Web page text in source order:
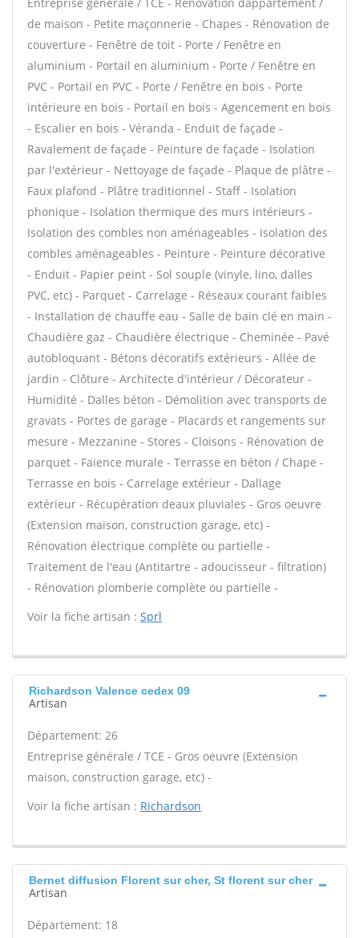
de maison - Petite maçonnerie - Chapes - Rénovation de
couverture - Fenêtre de toit - Porte / Fenêtre en
aluminium - Portail en aluminium - Porte / Fenêtre en
PVC - Portail en PVC - Porte / Fenêtre en bois - Porte
intérieure en bois - Portail en bois - Agencement en bois
- Escalier en bois - Véranda - Enduit de façade -
Ravalement de façade - Peinture de façade - Isolation
par l'extérieur - Nettoyage de façade - Plaque de plâtre -
Faux plafond - Plâtre traditionnel - Staff - Isolation
phonique - Isolation thermique des murs intérieurs -
Isolation des combles non aménageables - Isolation des
combles aménageables - Peinture - Peinture décorative
- Enduit - Papier peint - Sol souple (vinyle, lino, dalles
PVC, etc) - Parquet - Carrelage - Réseaux courant faibles
- Installation de chauffe eau - Salle de bain clé en main -
Chaudière gaz - Chaudière électrique - Cheminée - Pavé
autobloquant - Bétons décoratifs extérieurs - Allée de
jardin - Clôture - Architecte d'intérieur / Décorateur -
Humidité - Dalles béton - Démolition avec transports de
gravats - Portes de garage - Placards et rangements sur
mesure - Mezzanine - Stores - Cloisons - Rénovation de
parquet - Faïence murale - Terrasse en béton / Chape -
Terrasse en bois - Carrelage extérieur - Dallage
extérieur - Récupération deaux pluviales - Gros oeuvre
(Extension maison, construction garage, etc) -
Rénovation électrique complète ou partielle -
Traitement de l'eau (Antitartre - adoucisseur - filtration)
- Rénovation plomberie complète ou partielle -
Voir la fiche artisan : Sprl
Richardson Valence cedex 09
Artisan
Département: 26
Entreprise générale / TCE - Gros oeuvre (Extension
maison, construction garage, etc) -
Voir la fiche artisan : Richardson
Bernet diffusion Florent sur cher, St florent sur cher
Artisan
Département: 18